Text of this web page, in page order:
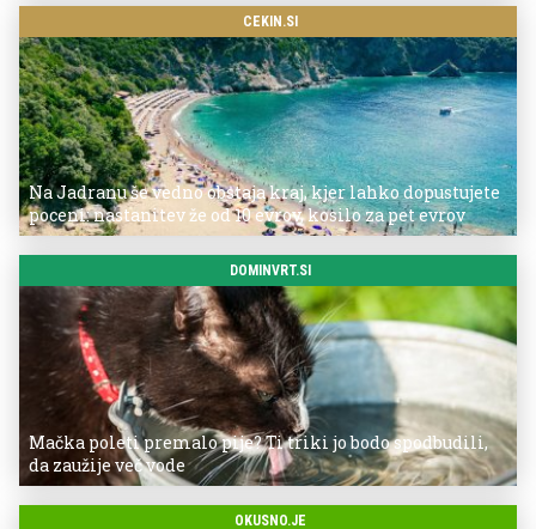
CEKIN.SI
Na Jadranu še vedno obstaja kraj, kjer lahko dopustujete
poceni: nastanitev že od 10 evrov, kosilo za pet evrov
DOMINVRT.SI
Mačka poleti premalo pije? Ti triki jo bodo spodbudili,
da zaužije več vode
OKUSNO.JE